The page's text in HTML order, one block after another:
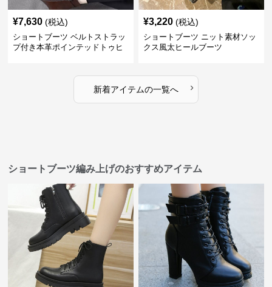
¥7,630 (税込)
ショートブーツ ベルトストラッ
プ付き本革ポインテッドトゥヒ
¥3,220 (税込)
ショートブーツ ニット素材ソッ
クス風太ヒールブーツ
新着アイテムの一覧へ ›
ショートブーツ編み上げのおすすめアイテム